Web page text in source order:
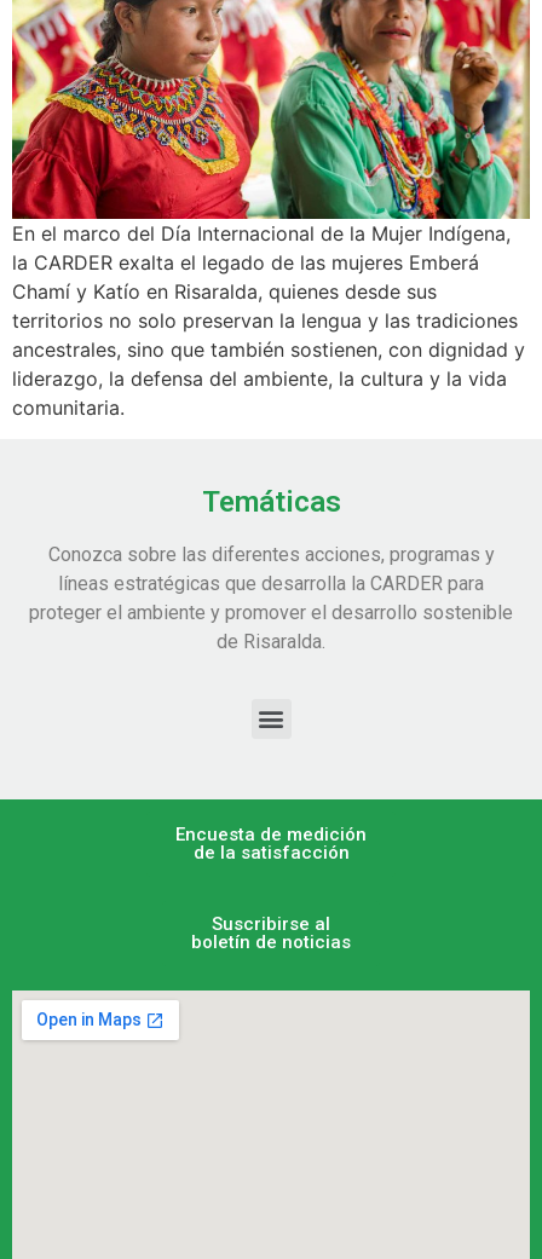
En el marco del Día Internacional de la Mujer Indígena,
la CARDER exalta el legado de las mujeres Emberá
Chamí y Katío en Risaralda, quienes desde sus
territorios no solo preservan la lengua y las tradiciones
ancestrales, sino que también sostienen, con dignidad y
liderazgo, la defensa del ambiente, la cultura y la vida
comunitaria.
Temáticas
Conozca sobre las diferentes acciones, programas y
líneas estratégicas que desarrolla la CARDER para
proteger el ambiente y promover el desarrollo sostenible
de Risaralda.
Encuesta de medición
de la satisfacción
Suscribirse al
boletín de noticias